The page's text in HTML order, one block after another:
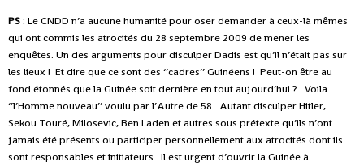
PS: Le CNDD n’a aucune humanité pour oser demander à ceux-là mêmes
qui ont commis les atrocités du 28 septembre 2009 de mener les
enquêtes. Un des arguments pour disculper Dadis est qu’il n’était pas sur
les lieux ! Et dire que ce sont des ‘’cadres’’ Guinéens ! Peut-on être au
fond étonnés que la Guinée soit dernière en tout aujourd’hui ? Voila
‘’l’Homme nouveau’’ voulu par l’Autre de 58. Autant disculper Hitler,
Sekou Touré, Milosevic, Ben Laden et autres sous prétexte qu’ils n’ont
jamais été présents ou participer personnellement aux atrocités dont ils
sont responsables et initiateurs. Il est urgent d’ouvrir la Guinée à